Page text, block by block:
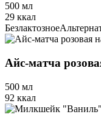
500 мл
29 ккал
Безлактозное
Айс-матча
500 мл
92 ккал